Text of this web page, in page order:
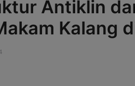
Antiklin
Kalang